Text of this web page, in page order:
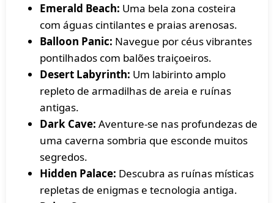
Emerald Beach: Uma bela zona costeira
com águas cintilantes e praias arenosas.
Balloon Panic: Navegue por céus vibrantes
pontilhados com balões traiçoeiros.
Desert Labyrinth: Um labirinto amplo
repleto de armadilhas de areia e ruínas
antigas.
Dark Cave: Aventure-se nas profundezas de
uma caverna sombria que esconde muitos
segredos.
Hidden Palace: Descubra as ruínas místicas
repletas de enigmas e tecnologia antiga.